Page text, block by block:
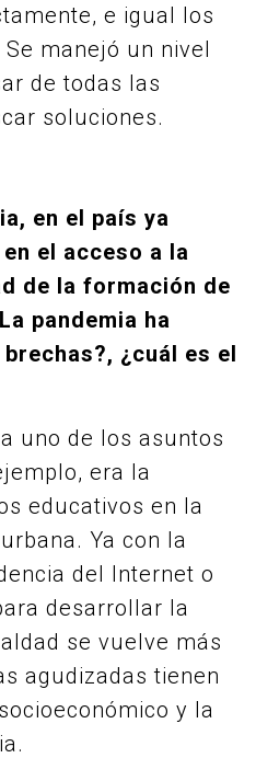
e igual los
manejó un nivel
de todas las
soluciones.
en el país ya
el acceso a la
de la formación de
pandemia ha
¿cuál es el
uno de los asuntos
era la
educativos en la
Ya con la
del Internet o
desarrollar la
se vuelve más
agudizadas tienen
y la